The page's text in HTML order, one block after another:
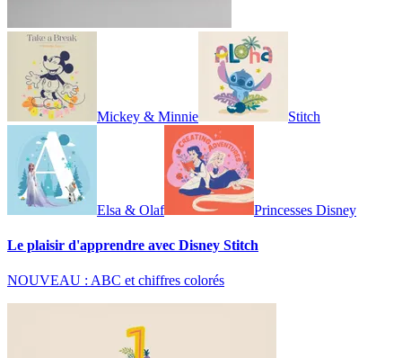
Mickey & Minnie Stitch
Elsa & Olaf Princesses Disney
Le plaisir d'apprendre avec Disney Stitch
NOUVEAU : ABC et chiffres colorés